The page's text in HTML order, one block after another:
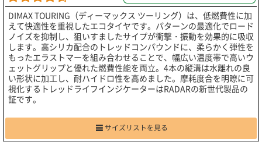
DIMAX TOURING（ディーマックス ツーリング）は、低燃費性に加
えて快適性を重視したエコタイヤです。パターンの最適化でロード
ノイズを抑制し、狙いすましたサイプが衝撃・振動を効果的に吸収
します。高シリカ配合のトレッドコンパウンドに、柔らかく弾性を
もったエラストマーを組み合わせることで、幅広い温度帯で高いウ
ェットグリップと優れた燃費性能を両立。4本の縦溝は水離れの良
い形状に加工し、耐ハイドロ性を高めました。摩耗度合を明瞭に可
視化するトレッドライフインジケーターはRADARの新世代製品の
証です。
サイズリストを見る